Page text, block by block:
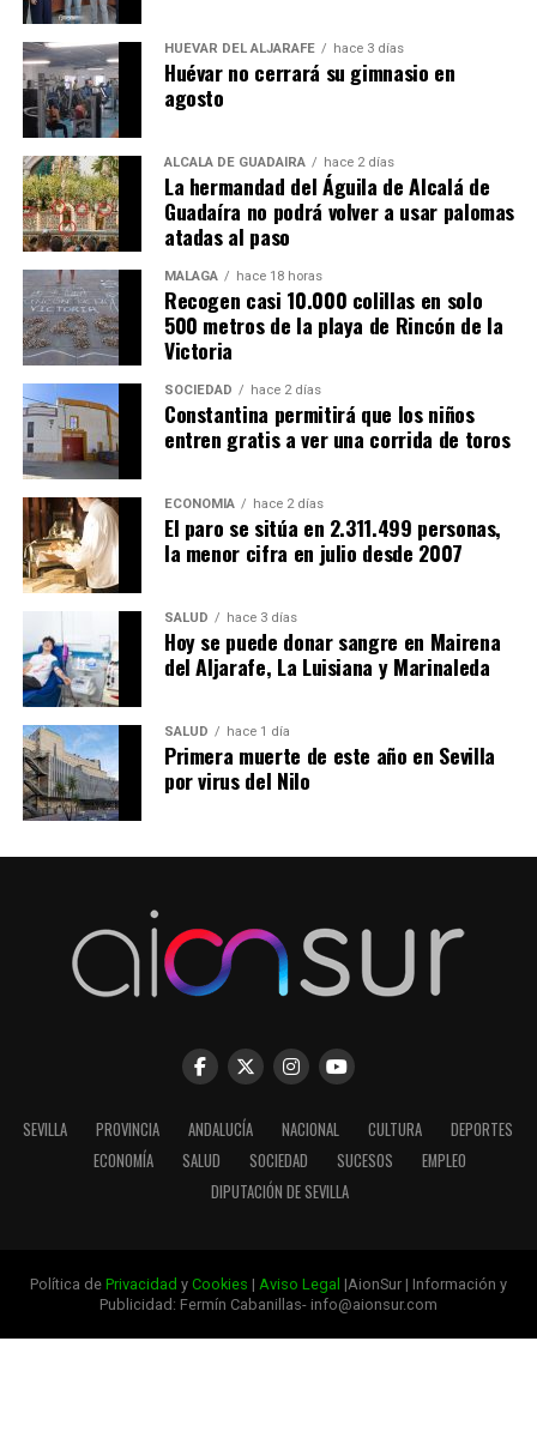
HUÉVAR DEL ALJARAFE hace 3 días
Huévar no cerrará su gimnasio en
agosto
ALCALÁ DE GUADAÍRA hace 2 días
La hermandad del Águila de Alcalá de
Guadaíra no podrá volver a usar palomas
atadas al paso
MÁLAGA hace 18 horas
Recogen casi 10.000 colillas en solo
500 metros de la playa de Rincón de la
Victoria
SOCIEDAD hace 2 días
Constantina permitirá que los niños
entren gratis a ver una corrida de toros
ECONOMÍA hace 2 días
El paro se sitúa en 2.311.499 personas,
la menor cifra en julio desde 2007
SALUD hace 3 días
Hoy se puede donar sangre en Mairena
del Aljarafe, La Luisiana y Marinaleda
SALUD hace 1 día
Primera muerte de este año en Sevilla
por virus del Nilo
SEVILLA PROVINCIA ANDALUCÍA NACIONAL CULTURA
DEPORTES
ECONOMÍA
SALUD SOCIEDAD SUCESOS
EMPLEO
DIPUTACIÓN DE SEVILLA
Política de Privacidad y Cookies | Aviso Legal |AionSur | Información y
Publicidad: Fermín Cabanillas- info@aionsur.com